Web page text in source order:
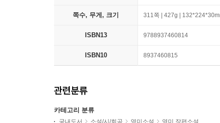
쪽수, 무게, 크기 311쪽 | 427g |
ISBN13 9788937460814
ISBN10 8937460815
관련분류
카테고리 분류
국내도서 소설/시/희곡 영미소설 영미 장편소설